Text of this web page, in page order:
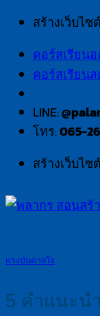
Skip
content
สร้างเว็บไ
คอร์สเรียน
คอร์สเรียนส
LINE:
โทร:065-
สร้างเว็บไ
แรงบันดาลใจ
5 คำแนะน